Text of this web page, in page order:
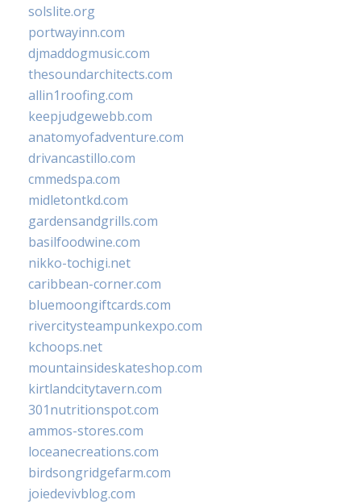
solslite.org
portwayinn.com
djmaddogmusic.com
thesoundarchitects.com
allin1roofing.com
keepjudgewebb.com
anatomyofadventure.com
drivancastillo.com
cmmedspa.com
midletontkd.com
gardensandgrills.com
basilfoodwine.com
nikko-tochigi.net
caribbean-corner.com
bluemoongiftcards.com
rivercitysteampunkexpo.com
kchoops.net
mountainsideskateshop.com
kirtlandcitytavern.com
301nutritionspot.com
ammos-stores.com
loceanecreations.com
birdsongridgefarm.com
joiedevivblog.com